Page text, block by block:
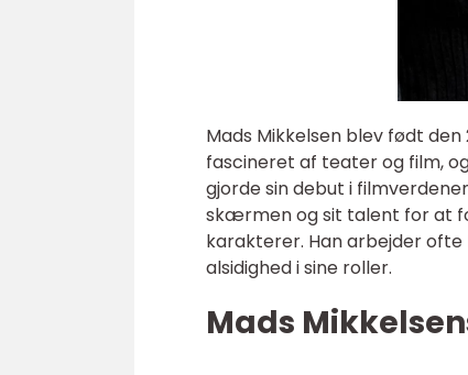
Mads Mikkelsen blev født
fascineret af teater og film,
gjorde sin debut i
skærmen og sit talent for at
karakterer. Han arbejder
alsidighed i sine roller.
Mads